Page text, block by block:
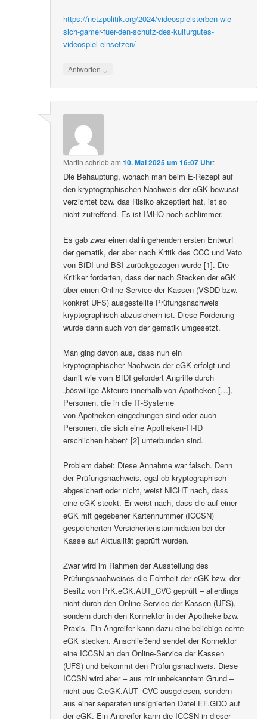
https://netzpolitik.org/2024/videospielsterben-wie-
sich-gamer-fuer-den-schutz-des-kulturgutes-
videospiel-einsetzen/
Antworten ↓
Martin schriebam10. Mai 2025 um 16:07 Uhr:
Die Behauptung, wonach man beim E-Rezept auf
den kryptographischen Nachweis der eGK bewusst
verzichtet bzw. das Risiko akzeptiert hat, ist so
nicht zutreffend. Es ist IMHO noch schlimmer.
Es gab zwar einen dahingehenden ersten Entwurf
der gematik, der aber nach Kritik des CCC und Veto
von BfDI und BSI zurückgezogen wurde [1]. Die
Kritiker forderten, dass der nach Stecken der eGK
über einen Online-Service der Kassen (VSDD bzw.
konkret UFS) ausgestellte Prüfungsnachweis
kryptographisch abzusichern ist. Diese Forderung
wurde dann auch von der gematik umgesetzt.
Man ging davon aus, dass nun ein
kryptographischer Nachweis der eGK erfolgt und
damit wie vom BfDI gefordert Angriffe durch
„böswillige Akteure innerhalb von Apotheken […],
Personen, die in die IT-Systeme
von Apotheken eingedrungen sind oder auch
Personen, die sich eine Apotheken-TI-ID
erschlichen haben“ [2] unterbunden sind.
Problem dabei: Diese Annahme war falsch. Denn
der Prüfungsnachweis, egal ob kryptographisch
abgesichert oder nicht, weist NICHT nach, dass
eine eGK steckt. Er weist nach, dass die auf einer
eGK mit gegebener Kartennummer (ICCSN)
gespeicherten Versichertenstammdaten bei der
Kasse auf Aktualität geprüft wurden.
Zwar wird im Rahmen der Ausstellung des
Prüfungsnachweises die Echtheit der eGK bzw. der
Besitz von PrK.eGK.AUT_CVC geprüft – allerdings
nicht durch den Online-Service der Kassen (UFS),
sondern durch den Konnektor in der Apotheke bzw.
Praxis. Ein Angreifer kann dazu eine beliebige echte
eGK stecken. Anschließend sendet der Konnektor
eine ICCSN an den Online-Service der Kassen
(UFS) und bekommt den Prüfungsnachweis. Diese
ICCSN wird aber – aus mir unbekanntem Grund –
nicht aus C.eGK.AUT_CVC ausgelesen, sondern
aus einer separaten unsignierten Datei EF.GDO auf
der eGK. Ein Angreifer kann die ICCSN in dieser